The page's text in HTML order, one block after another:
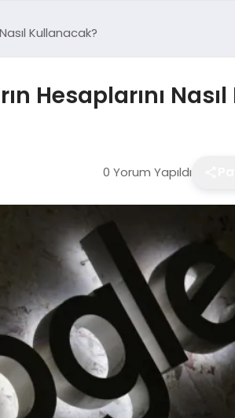
Kullanacak?
Hesaplarını
0 Yorum Yapıldı